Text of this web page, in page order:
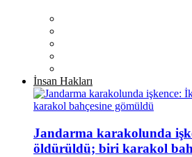
İnsan Hakları
Jandarma karakolunda
öldürüldü; biri karakol